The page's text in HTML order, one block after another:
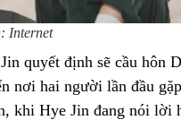
Internet
quyết định sẽ cầu hôn
nơi hai người lần đầu
khi Hye Jin đang nói lời